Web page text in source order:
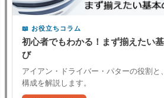
お役立ちコラム
初心者でもわかる！まず揃えたい
び
アイアン・ドライバー・パターの役割
構成を解説します。